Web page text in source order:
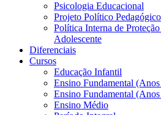
Psicologia Educacional
Projeto Político Pedagógico
Política Interna de
Adolescente
Diferenciais
Cursos
Educação Infantil
Ensino Fundamental
Ensino Fundamental
Ensino Médio